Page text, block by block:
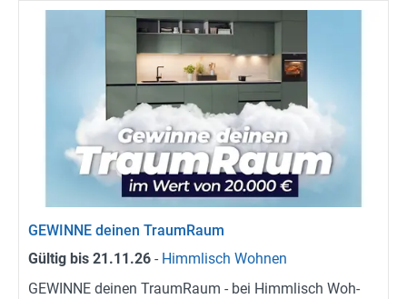
GE­WIN­NE dei­nen Traum­Raum
Gül­tig bis 21.11.26 - Himm­lisch Woh­nen
GE­WIN­NE dei­nen Traum­Raum - bei Himm­lisch Woh­